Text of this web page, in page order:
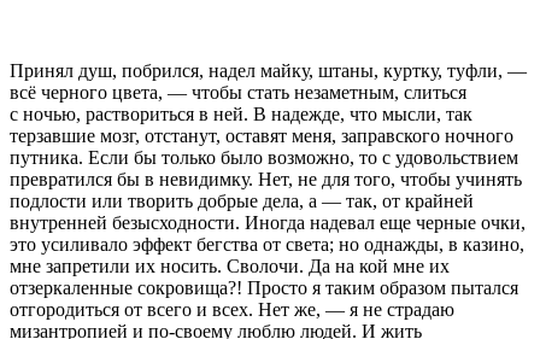
Принял душ, побрился, надел майку, штаны, куртку, туфли, —
всё черного цвета, — чтобы стать незаметным, слиться
с ночью, раствориться в ней. В надежде, что мысли, так
терзавшие мозг, отстанут, оставят меня, заправского ночного
путника. Если бы только было возможно, то с удовольствием
превратился бы в невидимку. Нет, не для того, чтобы учинять
подлости или творить добрые дела, а — так, от крайней
внутренней безысходности. Иногда надевал еще черные очки,
это усиливало эффект бегства от света; но однажды, в казино,
мне запретили их носить. Сволочи. Да на кой мне их
отзеркаленные сокровища?! Просто я таким образом пытался
отгородиться от всего и всех. Нет же, — я не страдаю
мизантропией и по-своему люблю людей. И жить